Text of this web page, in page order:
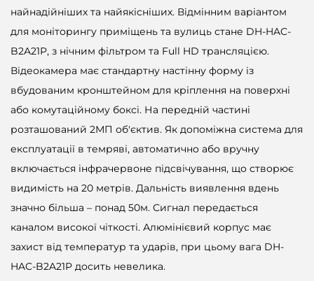
найнадійніших та найякісніших. Відмінним варіантом
для моніторингу приміщень та вулиць стане DH-HAC-
B2A21P, з нічним фільтром та Full HD трансляцією.
Відеокамера має стандартну настінну форму із
вбудованим кронштейном для кріплення на поверхні
або комутаційному боксі. На передній частині
розташований 2МП об'єктив. Як допоміжна система для
експлуатації в темряві, автоматично або вручну
включається інфрачервоне підсвічування, що створює
видимість на 20 метрів. Дальність виявлення вдень
значно більша – понад 50м. Сигнал передається
каналом високої чіткості. Алюмінієвий корпус має
захист від температур та ударів, при цьому вага DH-
HAC-B2A21P досить невелика.